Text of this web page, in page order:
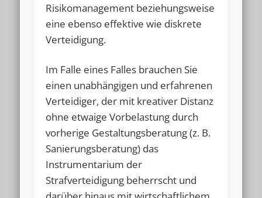
Gerichtsverhandlung Haftbefehl
Haftbeschwerde
Steuerhinterziehung Strafbefehl
Strafverfahren Tipp Untersuchungshaft
Verhaftung Verjährung
Risikomanagement beziehungsweise
eine ebenso effektive wie diskrete
Verteidigung.
Im Falle eines Falles brauchen Sie
einen unabhängigen und erfahrenen
Verteidiger, der mit kreativer Distanz
ohne etwaige Vorbelastung durch
vorherige Gestaltungsberatung (z. B.
Sanierungsberatung) das
Instrumentarium der
Strafverteidigung beherrscht und